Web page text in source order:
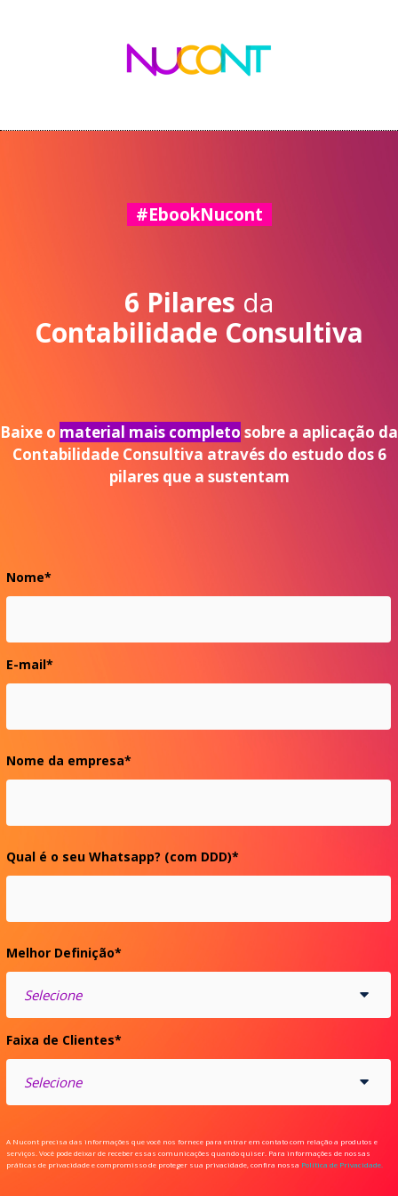
#EbookNucont
6 Pilares da
Contabilidade Consultiva
Baixe o material mais completo sobre a aplicação da
Contabilidade Consultiva através do estudo dos 6
pilares que a sustentam
Nome*
E-mail*
Nome da empresa*
Qual é o seu Whatsapp? (com DDD)*
Melhor Definição*
Faixa de Clientes*
A Nucont precisa das informações que você nos fornece para entrar em contato com relação a produtos e
serviços. Você pode deixar de receber essas comunicações quando quiser. Para informações de nossas
práticas de privacidade e compromisso de proteger sua privacidade, confira nossa Política de Privacidade.